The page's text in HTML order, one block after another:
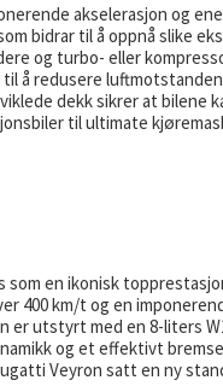
akselerasjon og
bidrar til å oppnå slike
og turbo- eller
til å redusere
dekk sikrer at bilene
til ultimate
en ikonisk
400 km/t og en
er utstyrt med en 8-liters
og et effektivt
Veyron satt en ny